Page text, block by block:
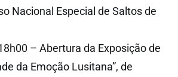
Nacional Especial de Saltos de
– Abertura da Exposição de
da Emoção Lusitana”, de